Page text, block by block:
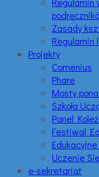
Zasady
Regulamin
Projekty
Comenius
Phare
Mosty
Szkoła
Panel
Festiwal
Uczenie
e-sekretariat